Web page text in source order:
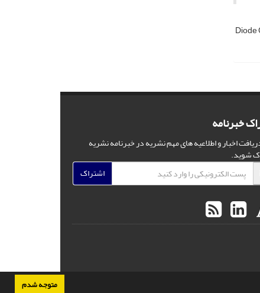
متوجه شدم
Diode
خبرنامه
اخبار و اطلاعیه های مهم نشریه در خبرنامه نشریه
شوید.
اشتراک